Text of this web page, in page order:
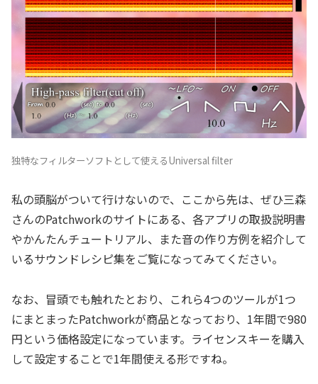
独特なフィルターソフトとして使えるUniversal filter
私の頭脳がついて行けないので、ここから先は、ぜひ三森
さんのPatchworkのサイトにある、各アプリの取扱説明書
やかんたんチュートリアル、また音の作り方例を紹介して
いるサウンドレシピ集をご覧になってみてください。
なお、冒頭でも触れたとおり、これら4つのツールが1つ
にまとまったPatchworkが商品となっており、1年間で980
円という価格設定になっています。ライセンスキーを購入
して設定することで1年間使える形ですね。